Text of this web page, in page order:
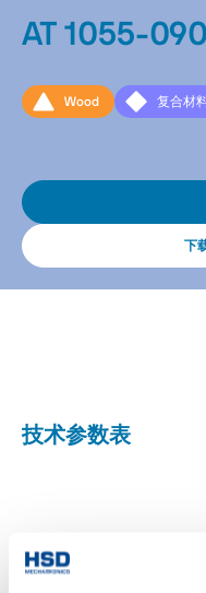
AT 1055-090
Wood 复合材
下
技术参数表
直径[mm]